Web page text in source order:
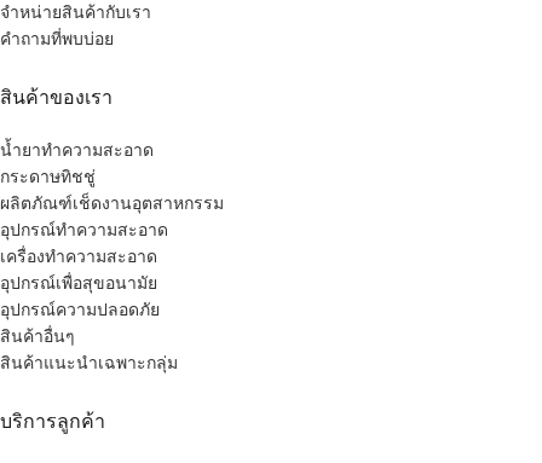
จำหน่ายสินค้ากับเรา
คำถามที่พบบ่อย
สินค้าของเรา
น้ำยาทำความสะอาด
กระดาษทิชชู่
ผลิตภัณฑ์เช็ดงานอุตสาหกรรม
อุปกรณ์ทำความสะอาด
เครื่องทำความสะอาด
อุปกรณ์เพื่อสุขอนามัย
อุปกรณ์ความปลอดภัย
สินค้าอื่นๆ
สินค้าแนะนำเฉพาะกลุ่ม
บริการลูกค้า